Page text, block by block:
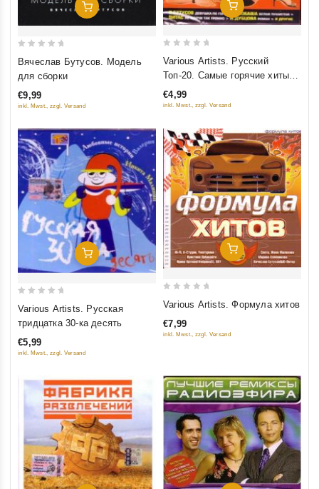
Добавить В Корзину
5
Вячеслав Бутусов. Модель
для сборки
€9,99
inkl. Mwst., zzgl. Versand
Добавить В Корзину
5
Various Artists. Русский
Топ-20. Самые горячие хиты
сезона
€4,99
inkl. Mwst., zzgl. Versand
Добавить В Корзину
5
Various Artists. Русская
тридцатка 30-ка десять
€5,99
inkl. Mwst., zzgl. Versand
Добавить В Корзину
of
Various Artists. Формула хитов
€7,99
inkl. Mwst., zzgl. Versand